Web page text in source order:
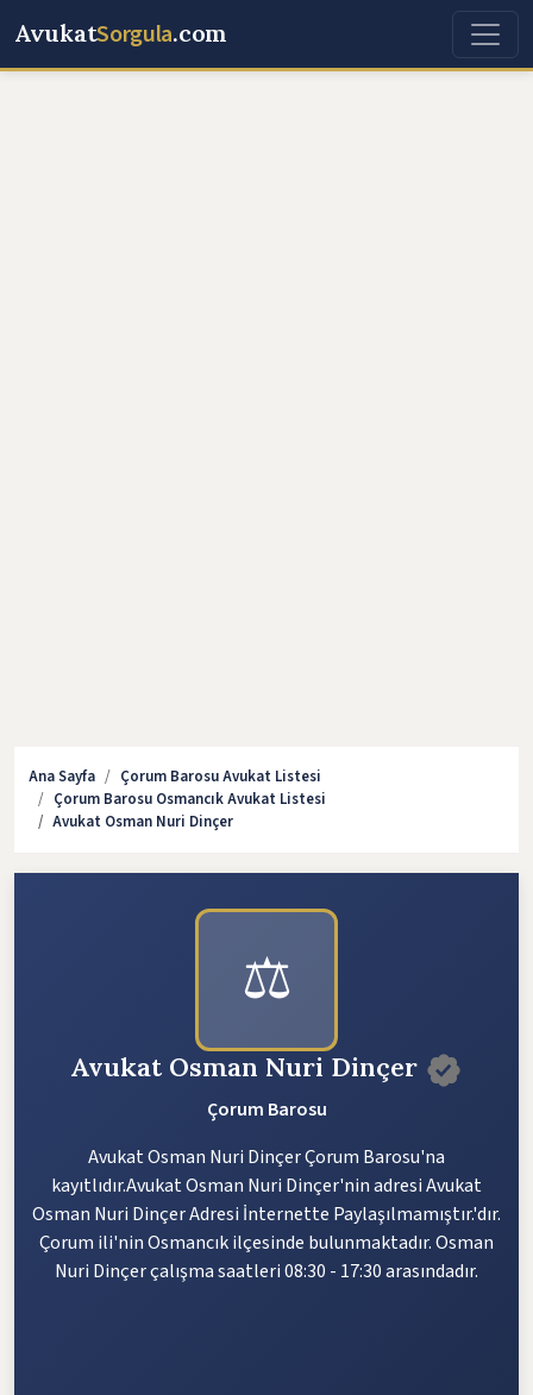
AvukatSorgula.com
Ana Sayfa
Çorum Barosu Avukat Listesi
Çorum Barosu Osmancık Avukat Listesi
Avukat Osman Nuri Dinçer
⚖️
Avukat Osman Nuri Dinçer
Çorum Barosu
Avukat Osman Nuri Dinçer Çorum Barosu'na
kayıtlıdır.Avukat Osman Nuri Dinçer'nin adresi Avukat
Osman Nuri Dinçer Adresi İnternette Paylaşılmamıştır.'dır.
Çorum ili'nin Osmancık ilçesinde bulunmaktadır. Osman
Nuri Dinçer çalışma saatleri 08:30 - 17:30 arasındadır.